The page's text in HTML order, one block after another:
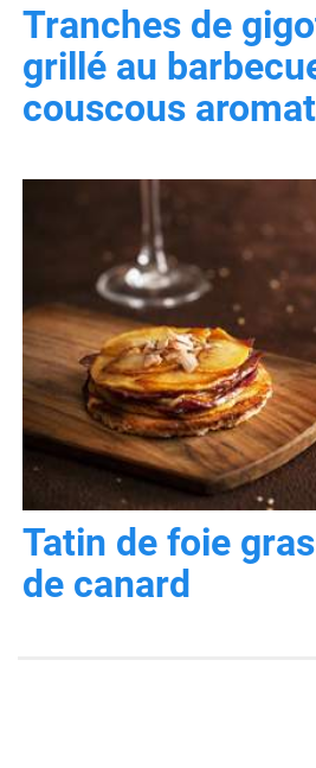
Tranches de
grillé au
couscous
Tatin de foie
de canard